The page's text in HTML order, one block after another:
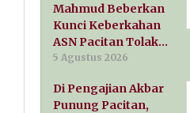
Mahmud Beberkan
Kunci Keberkahan
ASN Pacitan Tolak…
5 Agustus 2026
Di Pengajian Akbar
Punung Pacitan,